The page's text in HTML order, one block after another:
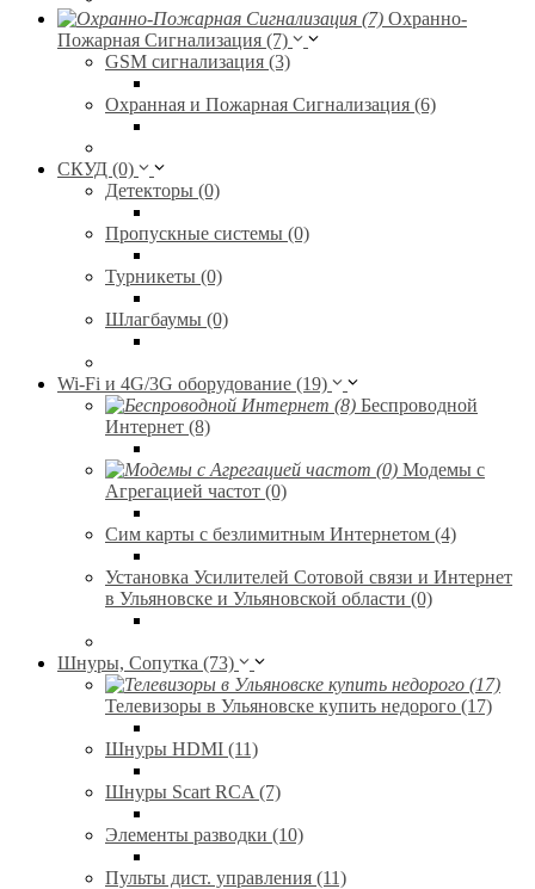
Охранно-
Пожарная Сигнализация (7)
GSM сигнализация (3)
Охранная и Пожарная Сигнализация (6)
СКУД (0)
Детекторы (0)
Пропускные системы (0)
Турникеты (0)
Шлагбаумы (0)
Wi-Fi и 4G/3G оборудование (19)
Беспроводной
Интернет (8)
Модемы с
Агрегацией частот (0)
Сим карты с безлимитным Интернетом (4)
Установка Усилителей Сотовой связи и Интернет
в Ульяновске и Ульяновской области (0)
Шнуры, Сопутка (73)
Телевизоры в Ульяновске купить недорого (17)
Шнуры HDMI (11)
Шнуры Scart RCA (7)
Элементы разводки (10)
Пульты дист. управления (11)